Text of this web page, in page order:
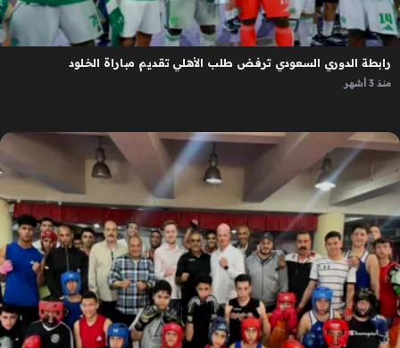
رابطة الدوري السعودي ترفض طلب الأهلي تقديم مباراة الخلود
منذ 3 أشهر